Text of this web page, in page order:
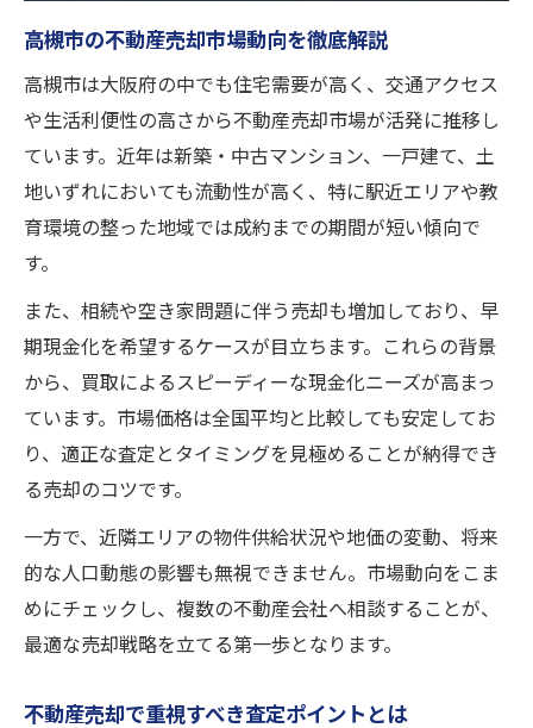
高槻市で売主が押さえるべき法律知識
不動産売却後の資産活用や住み替え計画
口コミや評判を活かした不動産会社選び
高槻市における不動産買取の流れと注意点
不動産売却の基本フローを詳しく解説
高槻市で買取時に起きやすい課題とは
買取価格が決まる仕組みと査定の視点
不動産売却の際の手数料や諸費用まとめ
不動産売却の悩みを解決する具体的な方法
専門家による無料相談サービスの活用法
売却活動で見落としがちな注意事項
不動産売却に役立つ最新情報の集め方
高槻市の不動産売却市場動向を徹底解説
高槻市は大阪府の中でも住宅需要が高く、交通アクセス
や生活利便性の高さから不動産売却市場が活発に推移し
ています。近年は新築・中古マンション、一戸建て、土
地いずれにおいても流動性が高く、特に駅近エリアや教
育環境の整った地域では成約までの期間が短い傾向で
す。
また、相続や空き家問題に伴う売却も増加しており、早
期現金化を希望するケースが目立ちます。これらの背景
から、買取によるスピーディーな現金化ニーズが高まっ
ています。市場価格は全国平均と比較しても安定してお
り、適正な査定とタイミングを見極めることが納得でき
る売却のコツです。
一方で、近隣エリアの物件供給状況や地価の変動、将来
的な人口動態の影響も無視できません。市場動向をこま
めにチェックし、複数の不動産会社へ相談することが、
最適な売却戦略を立てる第一歩となります。
不動産売却で重視すべき査定ポイントとは